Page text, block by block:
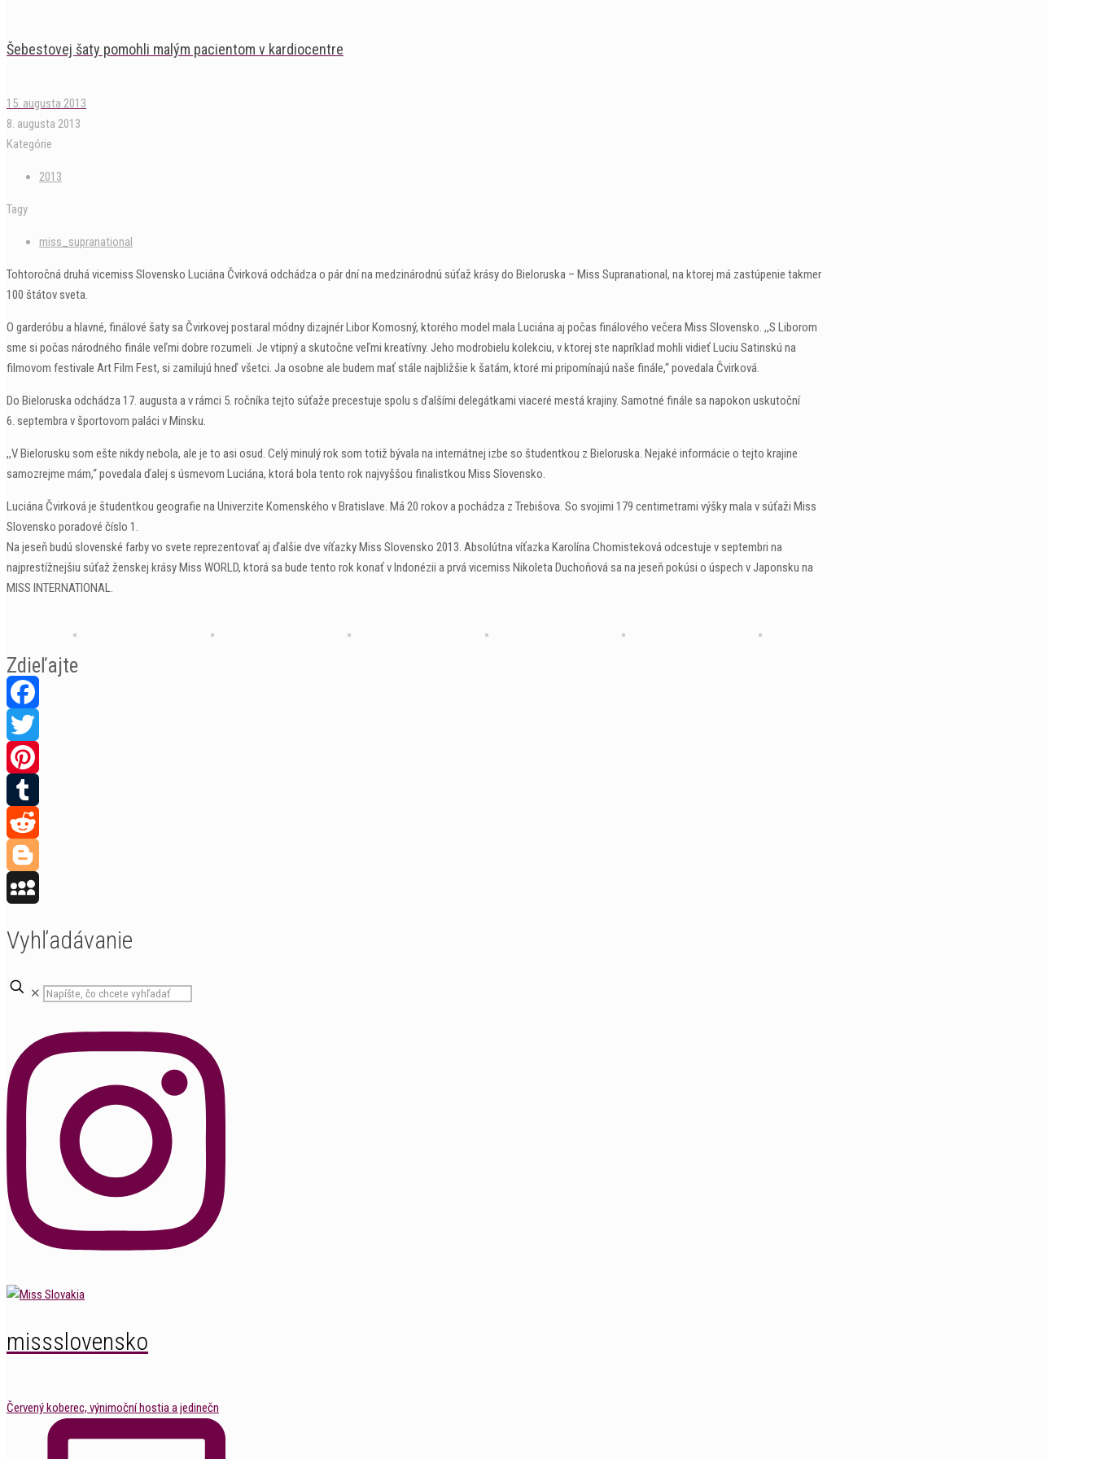
Šebestovej šaty pomohli malým pacientom v kardiocentre
15. augusta 2013
8. augusta 2013
Kategórie
2013
Tagy
miss_supranational
Tohtoročná druhá vicemiss Slovensko Luciána Čvirková odchádza o pár dní na medzinárodnú súťaž krásy do Bieloruska – Miss Supranational, na ktorej má zastúpenie takmer
100 štátov sveta.
O garderóbu a hlavné, finálové šaty sa Čvirkovej postaral módny dizajnér Libor Komosný, ktorého model mala Luciána aj počas finálového večera Miss Slovensko. ,,S Liborom
sme si počas národného finále veľmi dobre rozumeli. Je vtipný a skutočne veľmi kreatívny. Jeho modrobielu kolekciu, v ktorej ste napríklad mohli vidieť Luciu Satinskú na
filmovom festivale Art Film Fest, si zamilujú hneď všetci. Ja osobne ale budem mať stále najbližšie k šatám, ktoré mi pripomínajú naše finále,“ povedala Čvirková.
Do Bieloruska odchádza 17. augusta a v rámci 5. ročníka tejto súťaže precestuje spolu s ďalšími delegátkami viaceré mestá krajiny. Samotné finále sa napokon uskutoční
6. septembra v športovom paláci v Minsku.
,,V Bielorusku som ešte nikdy nebola, ale je to asi osud. Celý minulý rok som totiž bývala na internátnej izbe so študentkou z Bieloruska. Nejaké informácie o tejto krajine
samozrejme mám,“ povedala ďalej s úsmevom Luciána, ktorá bola tento rok najvyššou finalistkou Miss Slovensko.
Luciána Čvirková je študentkou geografie na Univerzite Komenského v Bratislave. Má 20 rokov a pochádza z Trebišova. So svojimi 179 centimetrami výšky mala v súťaži Miss
Slovensko poradové číslo 1.
Na jeseň budú slovenské farby vo svete reprezentovať aj ďalšie dve víťazky Miss Slovensko 2013. Absolútna víťazka Karolína Chomisteková odcestuje v septembri na
najprestížnejšiu súťaž ženskej krásy Miss WORLD, ktorá sa bude tento rok konať v Indonézii a prvá vicemiss Nikoleta Duchoňová sa na jeseň pokúsi o úspech v Japonsku na
MISS INTERNATIONAL.
Zdieľajte
Facebook
Twitter
Pinterest
Tumblr
Reddit
Blogger
Vyhľadávanie
✕
missslovensko
Červený koberec, výnimoční hostia a jedinečn